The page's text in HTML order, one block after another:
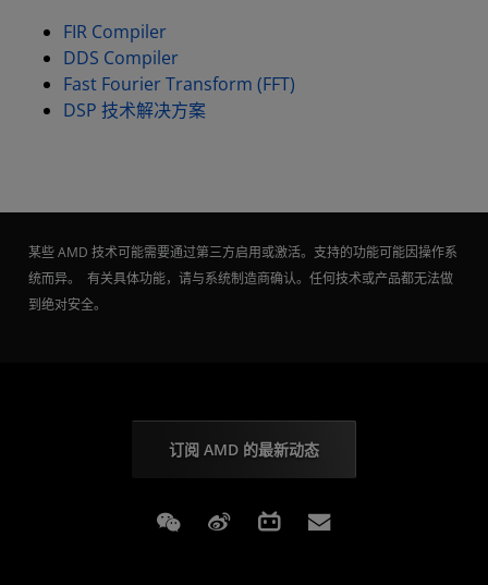
FIR Compiler
DDS Compiler
Fast Fourier Transform (FFT)
DSP 技术解决方案
某些 AMD 技术可能需要通过第三方启用或激活。支持的功能可能因操作系
统而异。 有关具体功能，请与系统制造商确认。任何技术或产品都无法做
到绝对安全。
订阅 AMD 的最新动态
Weixin Weibo Bilibili